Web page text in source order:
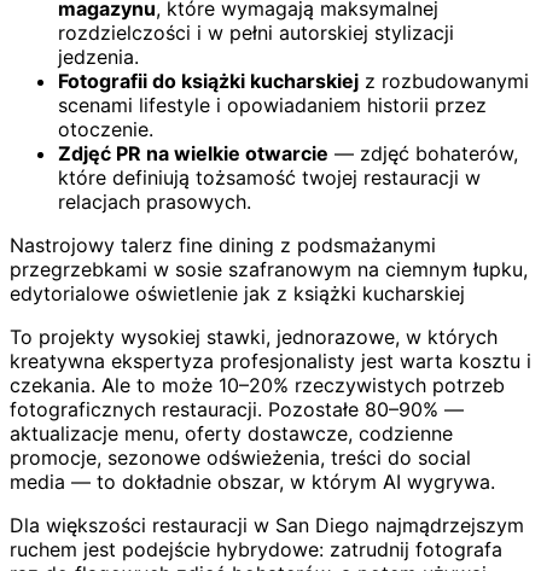
magazynu, które wymagają maksymalnej
rozdzielczości i w pełni autorskiej stylizacji
jedzenia.
Fotografii do książki kucharskiej z rozbudowanymi
scenami lifestyle i opowiadaniem historii przez
otoczenie.
Zdjęć PR na wielkie otwarcie — zdjęć bohaterów,
które definiują tożsamość twojej restauracji w
relacjach prasowych.
Nastrojowy talerz fine dining z podsmażanymi
przegrzebkami w sosie szafranowym na ciemnym łupku,
edytorialowe oświetlenie jak z książki kucharskiej
To projekty wysokiej stawki, jednorazowe, w których
kreatywna ekspertyza profesjonalisty jest warta kosztu i
czekania. Ale to może 10–20% rzeczywistych potrzeb
fotograficznych restauracji. Pozostałe 80–90% —
aktualizacje menu, oferty dostawcze, codzienne
promocje, sezonowe odświeżenia, treści do social
media — to dokładnie obszar, w którym AI wygrywa.
Dla większości restauracji w San Diego najmądrzejszym
ruchem jest podejście hybrydowe: zatrudnij fotografa